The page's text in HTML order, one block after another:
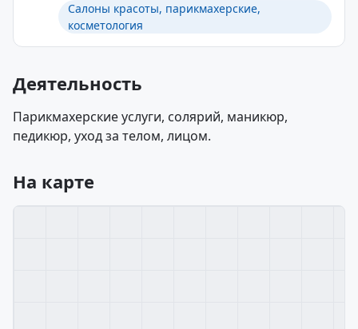
Салоны красоты, парикмахерские,
косметология
Деятельность
Парикмахерские услуги, солярий, маникюр,
педикюр, уход за телом, лицом.
На карте